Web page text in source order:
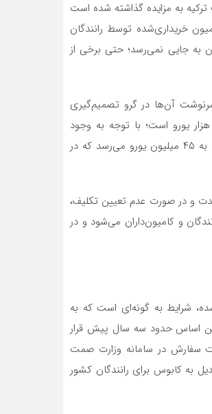
به مزایده گذاشته شده است
خریداری‌شده توسط رانندگان
به جایی نمی‌رسد؛ حتی برخی از
سرنوشت آن‌ها در گرو تصمیم‌گیری
است. براساس برآوردها، هزینه هر کامیون تا رسیدن به مرز بازرگان حداقل ۳۰ هزار یورو است؛ با توجه به وجود
دست‌کم ۱۵۰۰ دستگاه کامیون متوقف در مرز، مجموع سرمایه بلوکه‌شده به رقمی نزدیک به ۴۵ میلیون یورو می‌رسد که در
و در صورت عدم تعیین تکلیف،
و کامیون‌داران می‌شود و در
شرایط به گونه‌ای است که به
اساس حدود سه سال پیش قرار
سفارش در سامانه وزارت صمت
به کابوس برای رانندگان کشور